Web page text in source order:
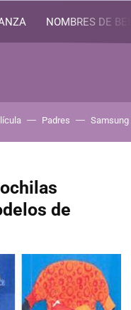
NOMBRES DE
Padres Samsung
de